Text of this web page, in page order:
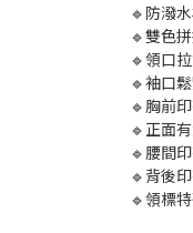
🔹防潑
🔹雙色
🔹領口
🔹袖口
🔹胸前
🔹正面
🔹腰間
🔹背後
🔹領標